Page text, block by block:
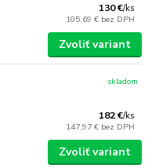
130 €/ks
105,69 € bez DPH
Zvoliť variant
182 €/ks
147,97 € bez DPH
skladom
Zvoliť variant